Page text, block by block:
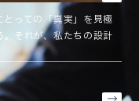
っての「真実」を見極
それが、私たちの設計